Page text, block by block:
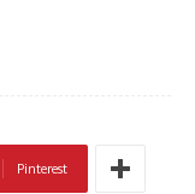
Pinterest